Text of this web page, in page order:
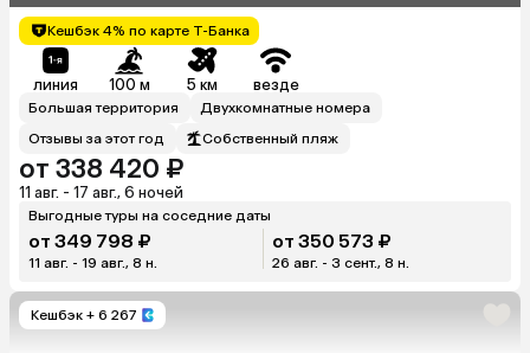
Кешбэк 4% по карте Т-Банка
линия 100 м 5 км везде
Большая территория
Двухкомнатные номера
Отзывы за этот год
Собственный пляж
от 338 420 ₽
11 авг. - 17 авг., 6 ночей
Выгодные туры на соседние даты
от 349 798 ₽
11 авг. - 19 авг., 8 н.
от 350 573 ₽
26 авг. - 3 сент., 8 н.
Кешбэк + 6 267